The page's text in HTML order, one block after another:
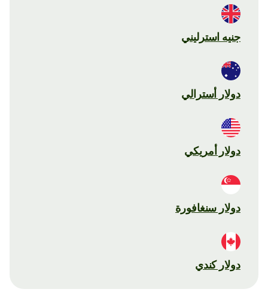
جنيه استرليني
دولار أسترالي
دولار أمريكي
دولار سنغافورة
دولار كندي